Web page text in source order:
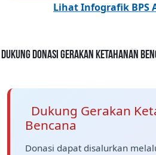
Lihat Infografik BPS
Dukung Donasi Gerakan Ketahanan
Dukung Gerakan
Bencana
Donasi dapat disalurkan